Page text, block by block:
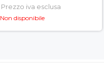
Prezzo iva esclusa
Non disponibile